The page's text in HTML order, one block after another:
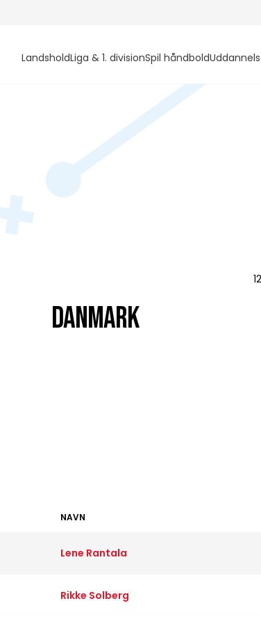
LandsholdLiga & 1. divisionSpil håndbold
DANMARK
NAVN
Lene Rantala
Rikke Solberg